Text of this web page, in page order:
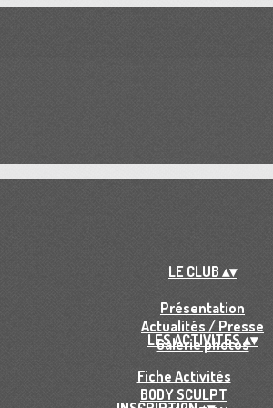
LE CLUB ▴▾
Présentation
Actualités / Presse
Galerie photos
LES ACTIVITES▴▾
Fiche Activités
BODY SCULPT